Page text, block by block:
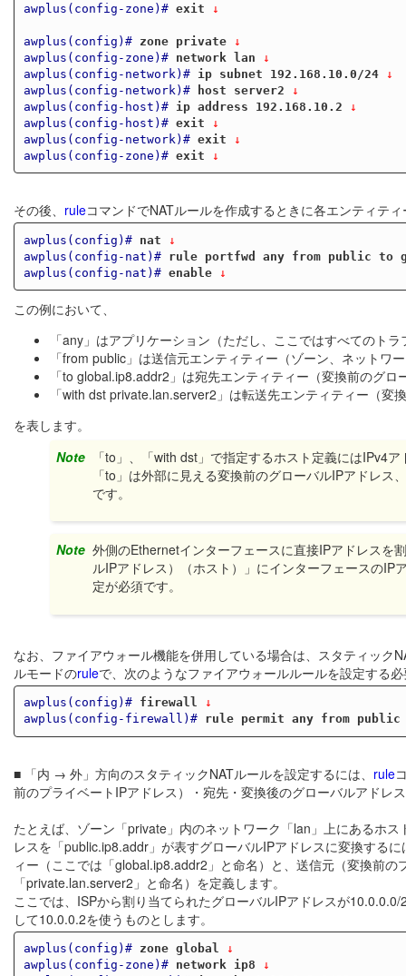
awplus(config-zone)# exit ↓
awplus(config)# zone private ↓
awplus(config-zone)#
network lan ↓
awplus(config-network)#
ip subnet 192.168.10.0/24 ↓
awplus(config-network)#
host server2 ↓
awplus(config-host)#
ip address 192.168.10.2 ↓
awplus(config-host)# exit ↓
awplus(config-network)# exit ↓
awplus(config-zone)# exit ↓
その後、 ruleコマンドでNATルールを作成するときに各エンティテ
awplus(config)# nat ↓
awplus(config-nat)#
rule portfwd any from public to
awplus(config-nat)# enable ↓
この例において、
「any」はアプリケーション（ただし、ここではすべてのト
「from public」は送信元エンティティー（ゾーン、ネットワ
「to global.ip8.addr2」は宛先エンティティー（変換前のグ
「with dst private.lan.server2」は転送先エンティティー（変
を表します。
Note
「to」、「with dst」で指定するホスト定義にはIPv4ア
「to」は外部に見える変換前のグローバルIPアドレ
です。
Note 外側のEthernetインターフェースに直接IPアドレスを
ルIPアドレス）（ホスト）」にインターフェースのIP
定が必須です。
なお、ファイアウォール機能を併用している場合は、スタティッ
ルモードのruleで、次のようなファイアウォールルールを設定する
awplus(config)# firewall ↓
awplus(config-firewall)#
rule permit any from
■ 「内 → 外」方向のスタティックNATルールを設定するには、 rule
前のプライベートIPアドレス）・宛先・変換後のグローバルアドレ
たとえば、ゾーン「private」内のネットワーク「lan」上にあるホ
レスを「public.ip8.addr」が表すグローバルIPアドレスに変換する
ィー（ここでは「global.ip8.addr2」と命名）と、送信元（変換前
「private.lan.server2」と命名）を定義します。
ここでは、ISPから割り当てられたグローバルIPアドレスが
して10.0.0.2を使うものとします。
awplus(config)# zone global ↓
awplus(config-zone)#
network ip8 ↓